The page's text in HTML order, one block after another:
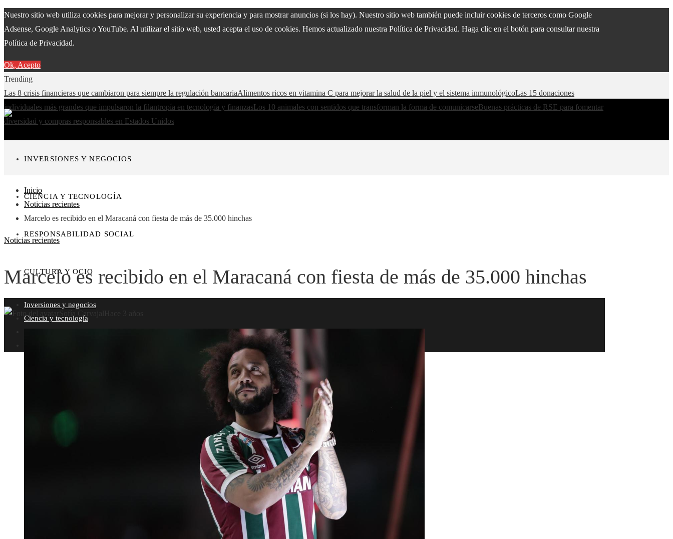
Nuestro sitio web utiliza cookies para mejorar y personalizar su experiencia y para mostrar anuncios (si los hay). Nuestro sitio web también puede incluir cookies de terceros como Google
Adsense, Google Analytics o YouTube. Al utilizar el sitio web, usted acepta el uso de cookies. Hemos actualizado nuestra Política de Privacidad. Haga clic en el botón para consultar nuestra
Política de Privacidad.
Ok, Acepto
Trending
Las 8 crisis financieras que cambiaron para siempre la regulación bancariaAlimentos ricos en vitamina C para mejorar la salud de la piel y el sistema inmunológicoLas 15 donaciones
individuales más grandes que impulsaron la filantropía en tecnología y finanzasLos 10 animales con sentidos que transforman la forma de comunicarseBuenas prácticas de RSE para fomentar
diversidad y compras responsables en Estados Unidos
INVERSIONES Y NEGOCIOS
CIENCIA Y TECNOLOGÍA
RESPONSABILIDAD SOCIAL
CULTURA Y OCIO
Inversiones y negocios
Ciencia y tecnología
Inicio
Noticias recientes
Marcelo es recibido en el Maracaná con fiesta de más de 35.000 hinchas
Noticias recientes
Marcelo es recibido en el Maracaná con fiesta de más de 35.000 hinchas
Sofía Carvajal